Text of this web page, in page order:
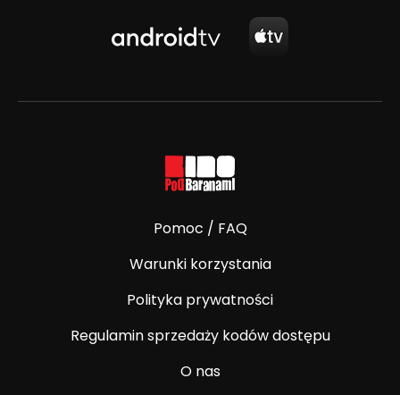
Pomoc / FAQ
Warunki korzystania
Polityka prywatności
Regulamin sprzedaży kodów dostępu
O nas